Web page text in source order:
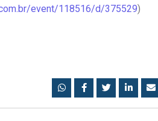
event/118516/d/375529)